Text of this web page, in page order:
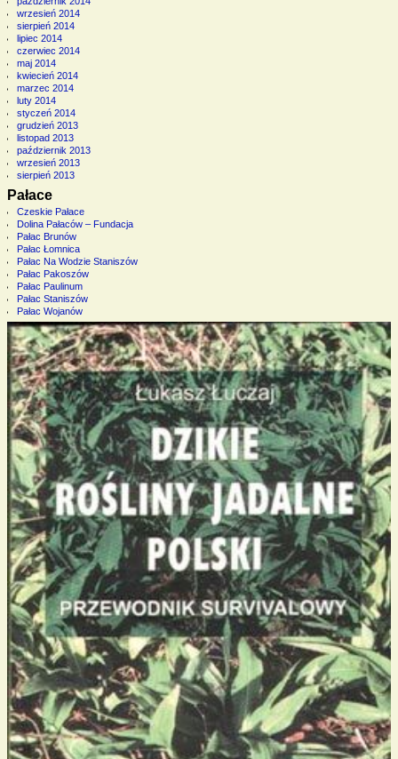
wrzesień 2014
sierpień 2014
lipiec 2014
czerwiec 2014
maj 2014
kwiecień 2014
marzec 2014
luty 2014
styczeń 2014
grudzień 2013
listopad 2013
październik 2013
wrzesień 2013
sierpień 2013
Pałace
Czeskie Pałace
Dolina Pałaców – Fundacja
Pałac Brunów
Pałac Łomnica
Pałac Na Wodzie Staniszów
Pałac Pakoszów
Pałac Paulinum
Pałac Staniszów
Pałac Wojanów